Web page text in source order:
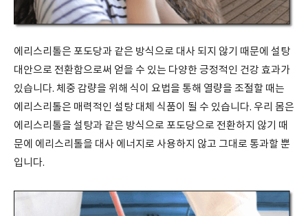
에리스리톨은 포도당과 같은 방식으로 대사 되지 않기 때문에 설탕
대안으로 전환함으로써 얻을 수 있는 다양한 긍정적인 건강 효과가
있습니다. 체중 감량을 위해 식이 요법을 통해 열량을 조절할 때는
에리스리톨은 매력적인 설탕 대체 식품이 될 수 있습니다. 우리 몸은
에리스리톨을 설탕과 같은 방식으로 포도당으로 전환하지 않기 때
문에 에리스리톨을 대사 에너지로 사용하지 않고 그대로 통과할 뿐
입니다.